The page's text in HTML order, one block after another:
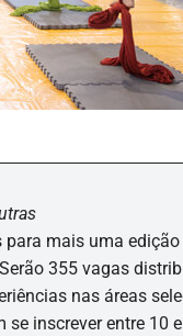
mais uma
355 vagas
nas áreas
inscrever entre 10